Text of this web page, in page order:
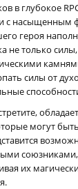
в глубокое
с насыщенным
героя
не только
силы от
могут
их